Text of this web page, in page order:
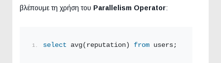
βλέπουμε τη χρήση του Parallelism Operator:
select avg(reputation) from users;